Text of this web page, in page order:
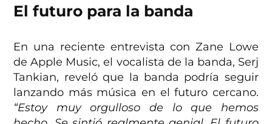
El futuro para la banda
En una reciente entrevista con Zane Lowe
de Apple Music, el vocalista de la banda, Serj
Tankian, reveló que la banda podría seguir
lanzando más música en el futuro cercano.
“Estoy muy orgulloso de lo que hemos